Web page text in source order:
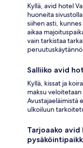
Kyllä, avid hotel
huoneita
siihen asti,
aikaa
vain tarkistaa
Salliiko avid
Kyllä, kissat ja
maksu
Avustajaeläimistä
ulkoiluun
Tarjoaako avid